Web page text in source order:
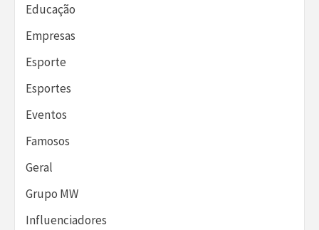
Educação
Empresas
Esporte
Esportes
Eventos
Famosos
Geral
Grupo MW
Influenciadores